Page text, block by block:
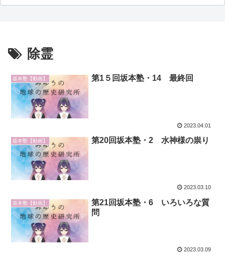
除霊
坂本塾【動画】 第1５回坂本塾・14 最終回
2023.04.01
坂本塾【動画】 第20回坂本塾・2 水神様の祟り
2023.03.10
坂本塾【動画】
第21回坂本塾・6 いろいろな質
問
2023.03.09